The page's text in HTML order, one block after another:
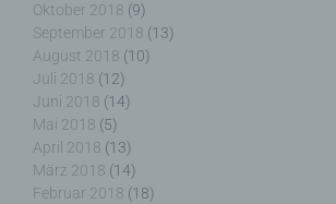
Oktober 2018 (9)
September 2018 (13)
August 2018 (10)
Juli 2018 (12)
Juni 2018 (14)
Mai 2018 (5)
April 2018 (13)
März 2018 (14)
Februar 2018 (18)
über einen Internetbrowser
Computersystem abgelegt und
werden. Sie können die Verwendung
LocalStorage und
entsprechende Einstellung in
verhindern.
Zahlreiche Internetseiten und